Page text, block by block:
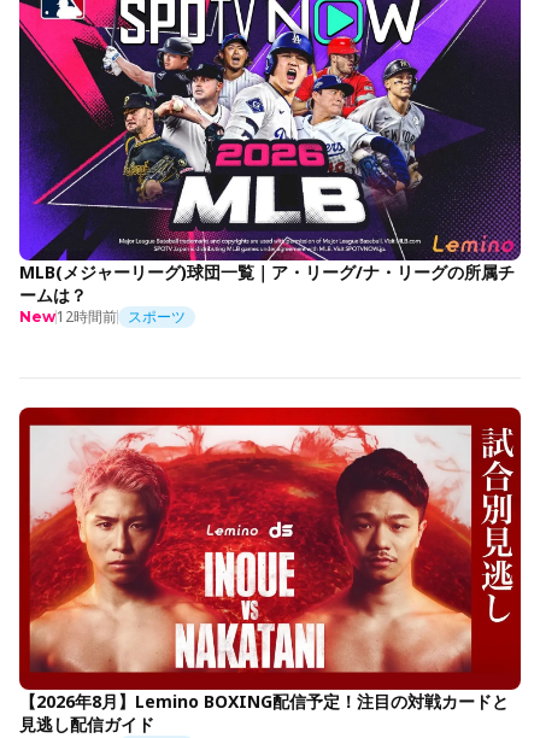
MLB(メジャーリーグ)球団一覧｜ア・リーグ/ナ・リーグの所属チ
ームは？
New12時間前 スポーツ
【2026年8月】Lemino BOXING配信予定！注目の対戦カードと
見逃し配信ガイド